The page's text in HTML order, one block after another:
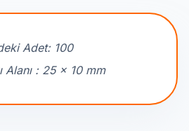
Adet: 100
Alanı : 25 x 10 mm